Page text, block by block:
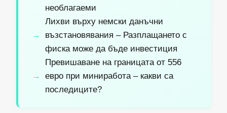
необлагаеми
Лихви върху немски данъчни
възстановявания – Разплащането с
фиска може да бъде инвестиция
Превишаване на границата от 556
евро при миниработа – какви са
последиците?